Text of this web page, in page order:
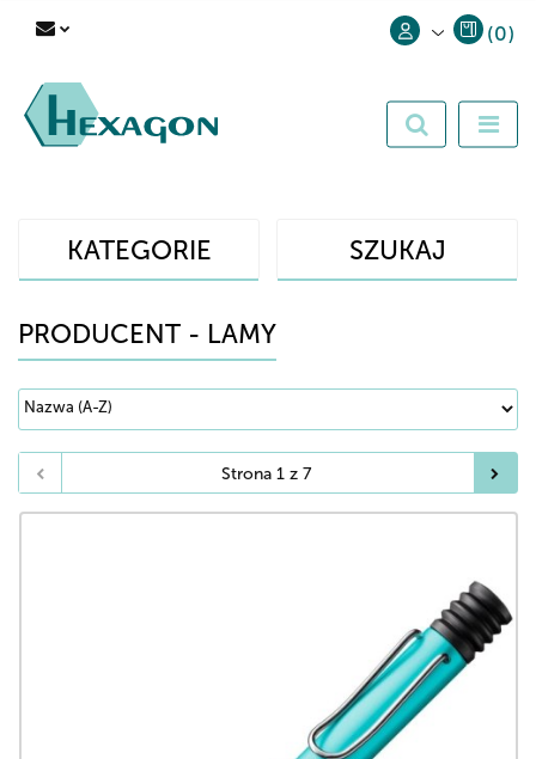
Zarejestruj się
(0)
KATEGORIE SZUKAJ
PRODUCENT - LAMY